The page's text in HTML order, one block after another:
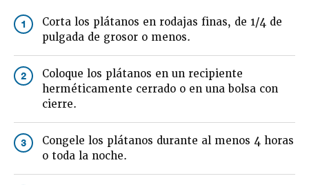
1
Corta los plátanos en rodajas finas, de 1/4 de
pulgada de grosor o menos.
2
Coloque los plátanos en un recipiente
herméticamente cerrado o en una bolsa con
cierre.
3
Congele los plátanos durante al menos 4 horas
o toda la noche.